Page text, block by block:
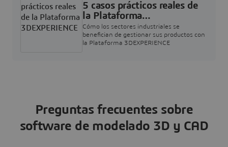
5 casos prácticos reales de
la Plataforma
3DEXPERIENCE
Cómo los sectores industriales se
benefician de gestionar sus productos con
la Plataforma 3DEXPERIENCE
Preguntas frecuentes sobre
software de modelado 3D y CAD